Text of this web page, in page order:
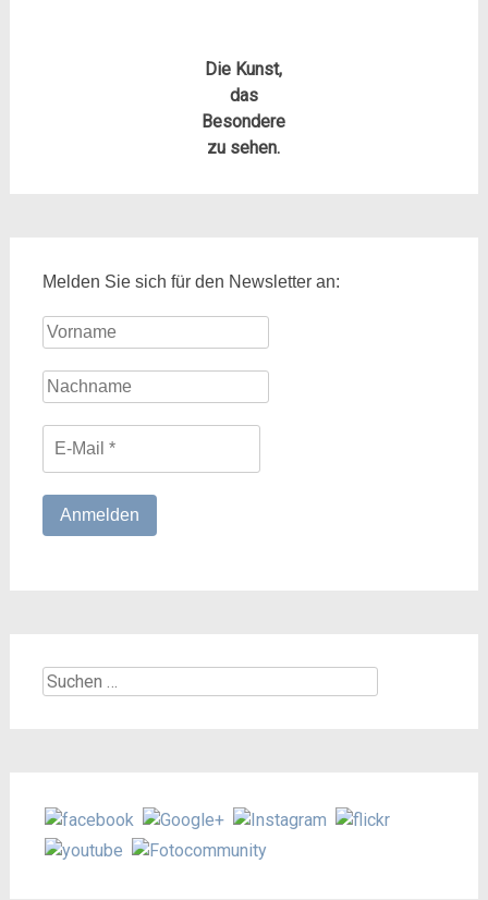
Die Kunst,
das
Besondere
zu sehen.
Melden Sie sich für den Newsletter an:
Suchen